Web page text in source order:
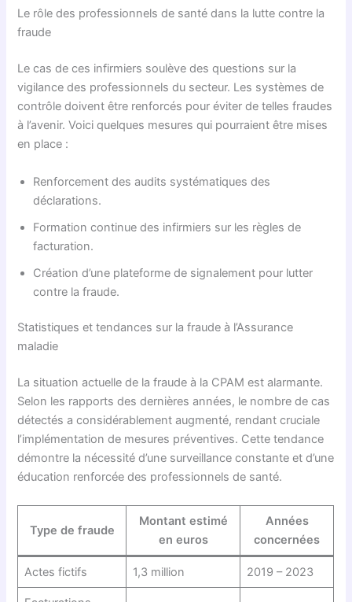
Le rôle des professionnels de santé dans la lutte contre la
fraude
Le cas de ces infirmiers soulève des questions sur la
vigilance des professionnels du secteur. Les systèmes de
contrôle doivent être renforcés pour éviter de telles fraudes
à l’avenir. Voici quelques mesures qui pourraient être mises
en place :
Renforcement des audits systématiques des
déclarations.
Formation continue des infirmiers sur les règles de
facturation.
Création d’une plateforme de signalement pour lutter
contre la fraude.
Statistiques et tendances sur la fraude à l’Assurance
maladie
La situation actuelle de la fraude à la CPAM est alarmante.
Selon les rapports des dernières années, le nombre de cas
détectés a considérablement augmenté, rendant cruciale
l’implémentation de mesures préventives. Cette tendance
démontre la nécessité d’une surveillance constante et d’une
éducation renforcée des professionnels de santé.
Type de fraude
Montant estimé
en euros
Années
concernées
Actes fictifs 1,3 million 2019 – 2023